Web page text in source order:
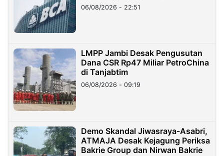
06/08/2026 - 22:51
LMPP Jambi Desak Pengusutan
Dana CSR Rp47 Miliar PetroChina
di Tanjabtim
06/08/2026 - 09:19
Demo Skandal Jiwasraya-Asabri,
ATMAJA Desak Kejagung Periksa
Bakrie Group dan Nirwan Bakrie